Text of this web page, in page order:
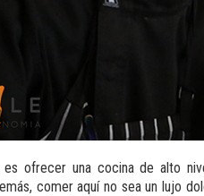
ofrecer una cocina de alto
comer aquí no sea un lujo